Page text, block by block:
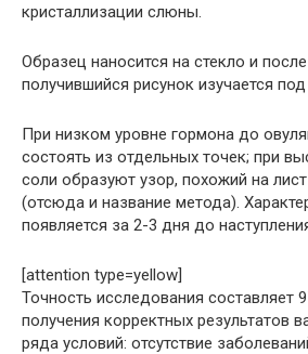
кристаллизации слюны.
Образец наносится на стекло и
получившийся рисунок изучается
При низком уровне гормона до
состоять из отдельных точек; при
соли образуют узор, похожий на
(отсюда и название метода).
появляется за 2-3 дня до
[attention type=yellow]
Точность исследования составляет
получения корректных результатов
ряда условий: отсутствие